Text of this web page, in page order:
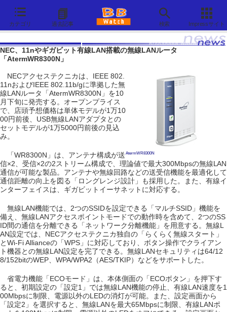
カテゴリ 過去記事 検索 Impressサイト
NEC、11nやギガビット有線LAN搭載の無線LANルータ
「AtermWR8300N」
AtermWR8300N
NECアクセステクニカは、IEEE 802.
11nおよびIEEE 802.11b/gに準拠した無
線LANルータ「AtermWR8300N」を10
月下旬に発売する。オープンプライス
で、店頭予想価格は単体モデルが1万10
00円前後、USB無線LANアダプタとの
セットモデルが1万5000円前後の見込
み。
「WR8300N」は、アンテナ構成が送
信×2、受信×2の2ストリーム構成で、理論値で最大300Mbpsの無線LAN
通信が可能な製品。アンテナや無線回路などの送受信機能を最適化して
通信距離の向上を図る「ロングレンジ設計」も採用した。また、有線イ
ンターフェイスは、ギガビットイーサネットに対応する。
無線LAN機能では、2つのSSIDを設定できる「マルチSSID」機能を
備え、無線LANアクセスポイントモードでの動作時を含めて、2つのSS
ID間の通信を分離できる「ネットワーク分離機能」を用意する。無線L
AN設定では、NECアクセステクニカ独自の「らくらく無線スタート」
とWi-Fi Allianceの「WPS」に対応しており、ボタン操作でクライアン
ト機器との無線LAN設定を完了できる。無線LANセキュリティは64/12
8/152bitのWEP、WPA/WPA2（AES/TKIP）などをサポートした。
省電力機能「ECOモード」は、本体側面の「ECOボタン」を押下す
ると、初期設定の「設定1」では無線LAN機能の停止、有線LAN速度を1
00Mbpsに制限、電源以外のLEDの消灯が可能。また、設定画面から
「設定2」を選択すると、無線LANを最大65Mbpsに制限、有線LANポ